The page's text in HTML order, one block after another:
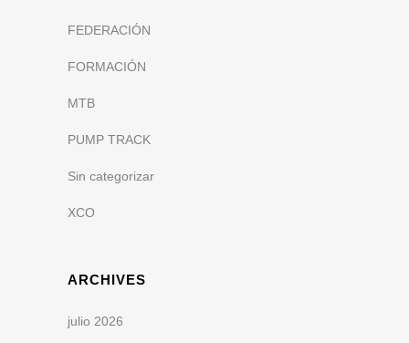
FEDERACIÓN
FORMACIÓN
MTB
PUMP TRACK
Sin categorizar
XCO
ARCHIVES
julio 2026